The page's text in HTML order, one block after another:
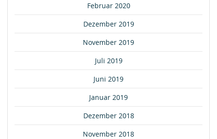
Februar 2020
Dezember 2019
November 2019
Juli 2019
Juni 2019
Januar 2019
Dezember 2018
November 2018